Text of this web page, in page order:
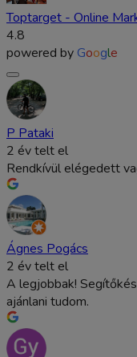
Toptarget - Online
4.8
powered by Google
P Pataki
2 év telt el
Rendkívül elégedett
Ágnes Pogács
2 év telt el
A legjobbak!
ajánlani tudom.